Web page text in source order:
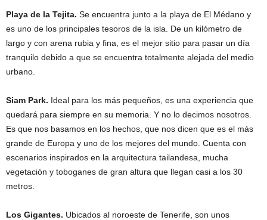
Playa de la Tejita. Se encuentra junto a la playa de El Médano y
es uno de los principales tesoros de la isla. De un kilómetro de
largo y con arena rubia y fina, es el mejor sitio para pasar un día
tranquilo debido a que se encuentra totalmente alejada del medio
urbano.
Siam Park. Ideal para los más pequeños, es una experiencia que
quedará para siempre en su memoria. Y no lo decimos nosotros.
Es que nos basamos en los hechos, que nos dicen que es el más
grande de Europa y uno de los mejores del mundo. Cuenta con
escenarios inspirados en la arquitectura tailandesa, mucha
vegetación y toboganes de gran altura que llegan casi a los 30
metros.
Los Gigantes. Ubicados al noroeste de Tenerife, son unos